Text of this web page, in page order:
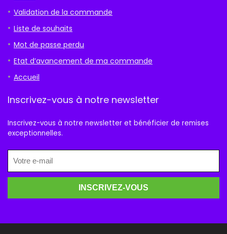
Validation de la commande
Liste de souhaits
Mot de passe perdu
Etat d’avancement de ma commande
Accueil
Inscrivez-vous à notre newsletter
Inscrivez-vous à notre newsletter et bénéficier de remises
exceptionnelles.